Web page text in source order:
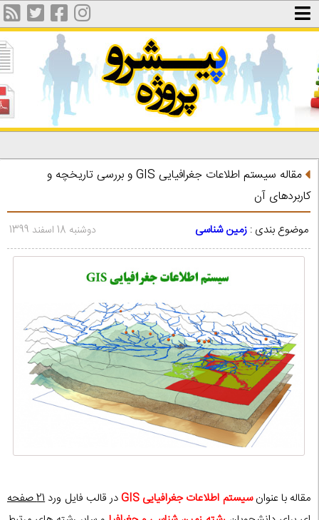
مقاله سیستم اطلاعات جغرافیایی GIS و بررسی تاریخچه و
کاربردهای آن
موضوع بندی : زمین شناسی دوشنبه 18 اسفند 1399
مقاله با عنوانسیستم اطلاعات جغرافیایی GIS در قالب فایل ورد 21 صفحه